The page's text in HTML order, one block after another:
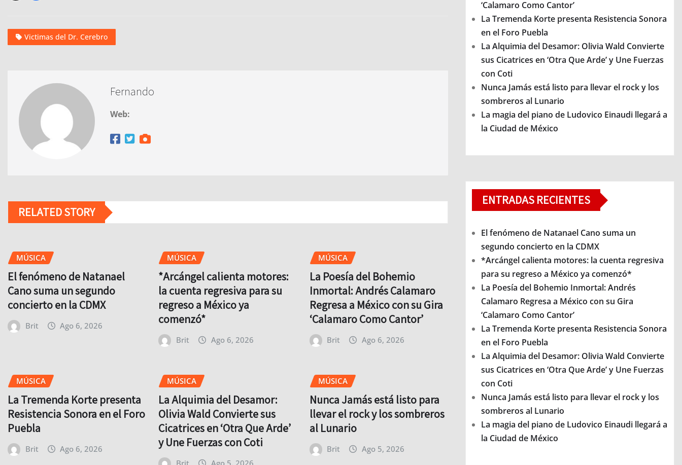
Victimas del Dr. Cerebro
Fernando
Web:
RELATED STORY
MÚSICA
El fenómeno de Natanael
Cano suma un segundo
concierto en la CDMX
Brit Ago 6, 2026
MÚSICA
*Arcángel calienta motores:
la cuenta regresiva para su
regreso a México ya
comenzó*
Brit Ago 6, 2026
MÚSICA
La Poesía del Bohemio
Inmortal: Andrés Calamaro
Regresa a México con su Gira
‘Calamaro Como Cantor’
Brit Ago 6, 2026
MÚSICA
La Tremenda Korte presenta
Resistencia Sonora en el Foro
Puebla
Brit Ago 6, 2026
MÚSICA
La Alquimia del Desamor:
Olivia Wald Convierte sus
Cicatrices en ‘Otra Que Arde’
y Une Fuerzas con Coti
Brit Ago 5, 2026
MÚSICA
Nunca Jamás está listo para
llevar el rock y los sombreros
al Lunario
Brit Ago 5, 2026
‘Calamaro Como Cantor’
La Tremenda Korte presenta Resistencia Sonora
en el Foro Puebla
La Alquimia del Desamor: Olivia Wald Convierte
sus Cicatrices en ‘Otra Que Arde’ y Une Fuerzas
con Coti
Nunca Jamás está listo para llevar el rock y los
sombreros al Lunario
La magia del piano de Ludovico Einaudi llegará a
la Ciudad de México
ENTRADAS RECIENTES
El fenómeno de Natanael Cano suma un
segundo concierto en la CDMX
*Arcángel calienta motores: la cuenta regresiva
para su regreso a México ya comenzó*
La Poesía del Bohemio Inmortal: Andrés
Calamaro Regresa a México con su Gira
‘Calamaro Como Cantor’
La Tremenda Korte presenta Resistencia Sonora
en el Foro Puebla
La Alquimia del Desamor: Olivia Wald Convierte
sus Cicatrices en ‘Otra Que Arde’ y Une Fuerzas
con Coti
Nunca Jamás está listo para llevar el rock y los
sombreros al Lunario
La magia del piano de Ludovico Einaudi llegará a
la Ciudad de México